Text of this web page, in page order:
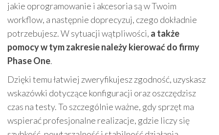
jakie oprogramowanie i akcesoria są w Twoim
workflow, a następnie doprecyzuj, czego dokładnie
potrzebujesz. W sytuacji wątpliwości, a także
pomocy w tym zakresie należy kierować do firmy
Phase One.
Dzięki temu łatwiej zweryfikujesz zgodność, uzyskasz
wskazówki dotyczące konfiguracji oraz oszczędzisz
czas na testy. To szczególnie ważne, gdy sprzęt ma
wspierać profesjonalne realizacje, gdzie liczy się